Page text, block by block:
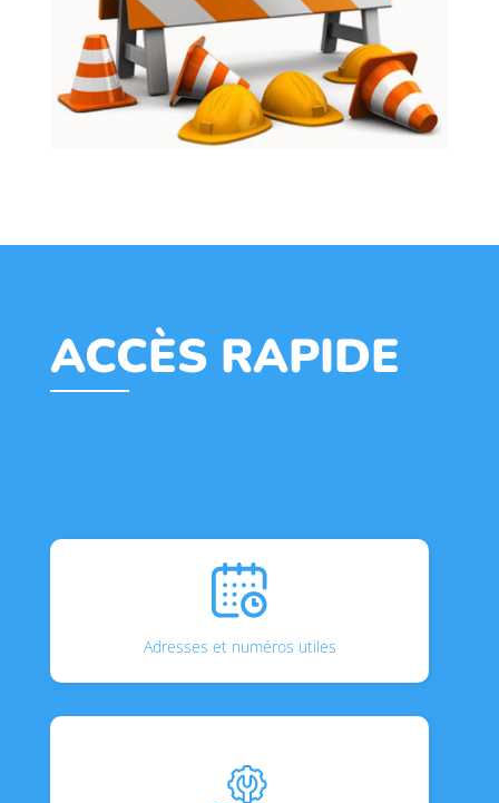
ACCÈS RAPIDE
Adresses et numéros utiles